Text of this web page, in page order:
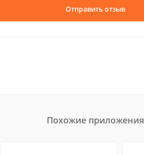
Отправить отзыв
Похожие приложения